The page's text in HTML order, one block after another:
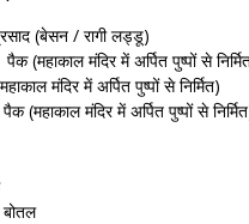
(बेसन / रागी लड्डू)
(महाकाल मंदिर में अर्पित पुष्पों से
मंदिर में अर्पित पुष्पों से निर्मित)
(महाकाल मंदिर में अर्पित पुष्पों से